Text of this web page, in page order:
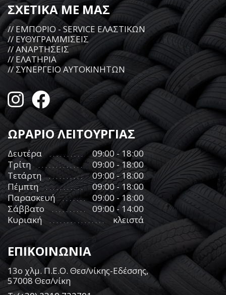
ΣΧΕΤΙΚΑ ΜΕ ΜΑΣ
// ΕΜΠΟΡΙΟ - SERVICE ΕΛΑΣΤΙΚΩΝ
// ΕΥΘΥΓΡΑΜΜΙΣΕΙΣ
// ΑΝΑΡΤΗΣΕΙΣ
// ΕΛΑΤΗΡΙΑ
// ΣΥΝΕΡΓΕΙΟ ΑΥΤΟΚΙΝΗΤΩΝ
ΩΡΑΡΙΟ ΛΕΙΤΟΥΡΓΙΑΣ
Δευτέρα
09:00 - 18:00
Τρίτη
09:00 - 18:00
Τετάρτη
09:00 - 18:00
Πέμπτη
09:00 - 18:00
Παρασκευή
09:00 - 18:00
Σάββατο
09:00 - 14:00
Κυριακή
κλειστά
ΕΠΙΚΟΙΝΩΝΙΑ
13ο χλμ. Π.Ε.Ο. Θεσ/νίκης-Εδέσσης,
57008 Θεσ/νίκη